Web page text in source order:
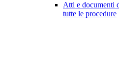
Atti e documenti
tutte le procedure